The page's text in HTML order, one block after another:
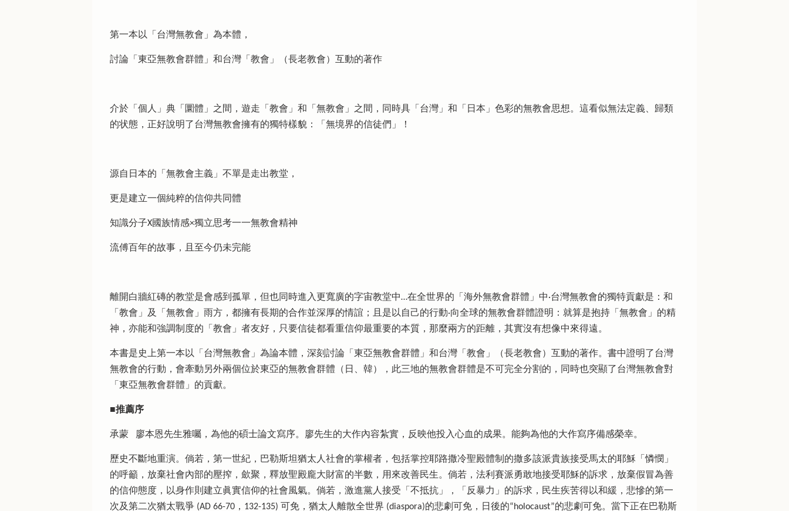
第一本以「台灣無教會」為本體，
討論「東亞無教會群體」和台灣「教會」（長老教會）互動的著作
介於「個人」典「圜體」之間，遊走「教會」和「無教會」之間，同時具「台灣」和「日本」色彩的無教會思想。這看似無法定義、歸類
的状態，正好說明了台灣無教會擁有的獨特樣貌：「無境界的信徒們」！
源自日本的「無教會主義」不單是走出教堂，
更是建立一個純粹的信仰共同體
知識分子X國族情感×獨立思考一一無教會精神
流傅百年的故事，且至今仍未完能
離開白牆紅磚的教堂是會感到孤單，但也同時進入更寬廣的字宙教堂中…在全世界的「海外無教會群體」中·台灣無教會的獨特貢獻是：和
「教會」及「無教會」雨方，都擁有長期的合作並深厚的情誼；且是以自己的行動·向全球的無教會群體證明：就算是抱持「無教會」的精
神，亦能和強調制度的「教會」者友好，只要信徒都看重信仰最重要的本質，那麼兩方的距離，其實沒有想像中來得遠。
本書是史上第一本以「台灣無教會」為論本體，深刻討論「東亞無教會群體」和台灣「教會」（長老教會）互動的著作。書中證明了台灣
無教會的行動，會牽動另外兩個位於東亞的無教會群體（日、韓），此三地的無教會群體是不可完全分割的，同時也突顯了台灣無教會對
「東亞無教會群體」的貢獻。
■推薦序
承蒙 廖本恩先生雅囑，為他的碩士論文寫序。廖先生的大作內容紮實，反映他投入心血的成果。能夠為他的大作寫序備感榮幸。
歷史不斷地重演。倘若，第一世紀，巴勒斯坦猶太人社會的掌權者，包括掌控耶路撒冷聖殿體制的撒多該派貴族接受馬太的耶穌「憐憫」
的呼籲，放棄社會內部的壓搾，歛聚，釋放聖殿龐大財富的半數，用來改善民生。倘若，法利賽派勇敢地接受耶穌的訴求，放棄假冒為善
的信仰態度，以身作則建立眞實信仰的社會風氣。倘若，激進黨人接受「不抵抗」，「反暴力」的訴求，民生疾苦得以和緩，悲慘的第一
次及第二次猶太戰爭 (AD 66-70，132-135) 可免，猶太人離散全世界 (diaspora)的悲劇可免，日後的“holocaust”的悲劇可免。當下正在巴勒斯